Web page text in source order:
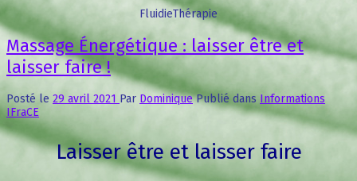
FluidieThérapie
Massage Énergétique : laisser être et
laisser faire !
Posté le 29 avril 2021 Par Dominique Publié dans Informations
IFraCE
Laisser être et laisser faire